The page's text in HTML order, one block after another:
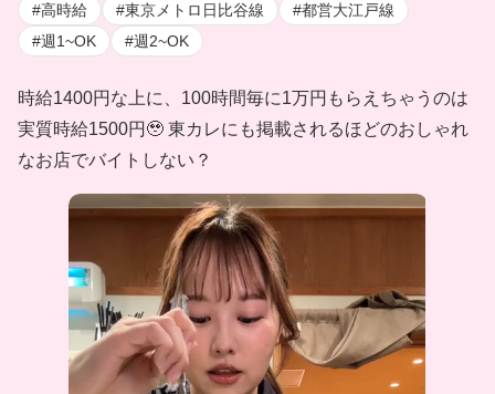
#高時給 #東京メトロ日比谷線
#都営大江戸線
#週1~OK
#週2~OK
時給1400円な上に、100時間毎に1万円もらえちゃうのは
実質時給1500円🥹 東カレにも掲載されるほどのおしゃれ
なお店でバイトしない？